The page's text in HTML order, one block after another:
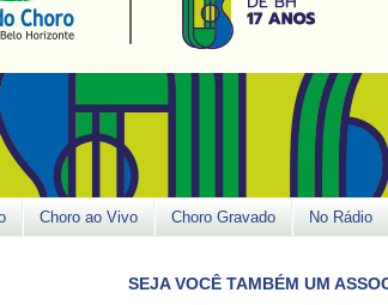
Choro ao Vivo Choro Gravado No Rádio
VOCÊ TAMBÉM UM ASSOCIADO DO